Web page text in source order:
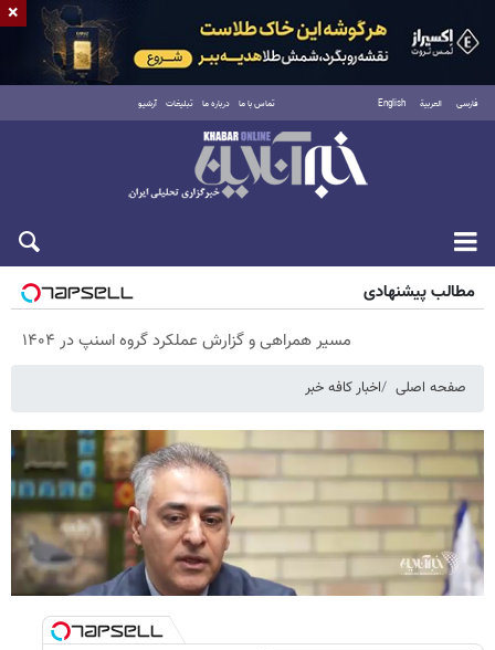
فارسی العربية English تماس با ما درباره ما تبلیغات آرشیو
پنجشنبه ۱۵ مرداد ۱۴۰۵
مطالب پیشنهادی
مسیر همراهی و گزارش عملکرد گروه اسنپ در ۱۴۰۴
صفحه اصلی اخبار کافه خبر
×